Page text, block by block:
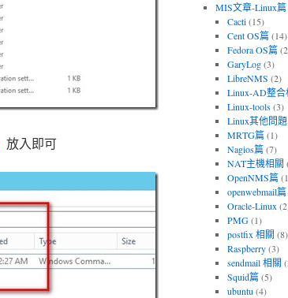
放入即可
MIS文章-Linux篇
Cacti(15)
Cent OS篇(14)
Fedora OS篇
GaryLog(3)
LibreNMS (2)
Linux-AD整合
Linux-tools(3)
Linux其他問題
MRTG篇(1)
Nagios篇(7)
NAT主機相關
OpenNMS篇
openwebmail篇
Oracle-Linux
PMG(1)
postfix 相關 (8)
Raspberry(3)
sendmail 相關
Squid篇(5)
ubuntu (4)